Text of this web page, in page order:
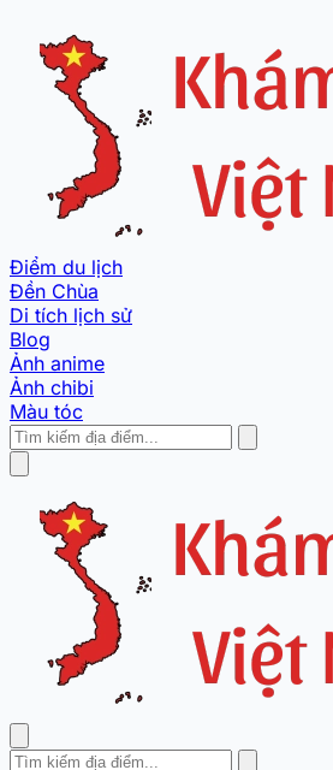
Điểm du lịch
Đền Chùa
Di tích lịch sử
Blog
Ảnh anime
Ảnh chibi
Màu tóc